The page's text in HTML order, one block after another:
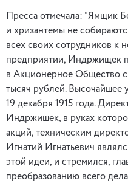
Пресса отмечала: “Ямщик
и хризантемы не
всех своих сотрудников к
предприятии, Индржищек
в Акционерное Общество
тысяч рублей. Высочайшее
19 декабря 1915 года.
Индржишек, в руках
акций, техническим
Игнатий Игнатьевич
этой идеи, и стремился,
преобразованию всего